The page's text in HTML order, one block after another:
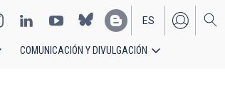
EN
ES
COMUNICACIÓN Y DIVULGACIÓN